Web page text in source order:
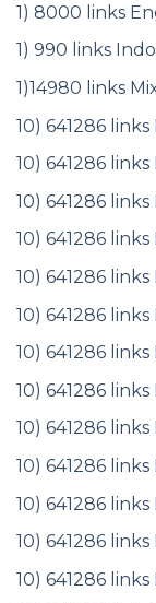
1) 8000 links
1) 990 links
1)14980 links
10) 641286 links
10) 641286
10) 641286
10) 641286
10) 641286 links
10) 641286 links
10) 641286 links
10) 641286 links
10) 641286 links
10) 641286 links
10) 641286 links
10) 641286
10) 641286